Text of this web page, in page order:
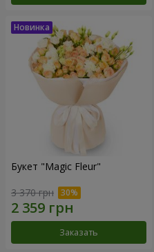
Букет "Magic Fleur"
3 370 грн
Заказать